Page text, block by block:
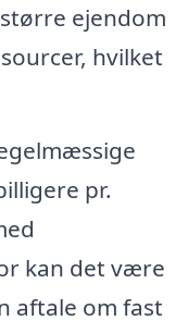
ejendom
hvilket
pr.
kan det være
aftale om fast